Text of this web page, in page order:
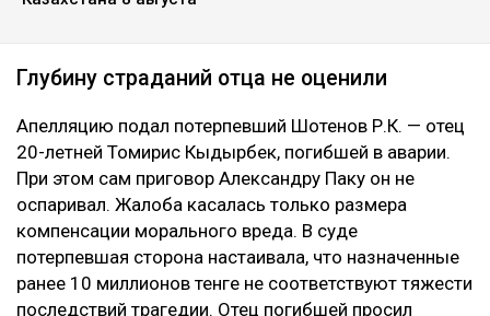
Глубину страданий отца не оценили
Апелляцию подал потерпевший Шотенов Р.К. — отец
20-летней Томирис Кыдырбек, погибшей в аварии.
При этом сам приговор Александру Паку он не
оспаривал. Жалоба касалась только размера
компенсации морального вреда. В суде
потерпевшая сторона настаивала, что назначенные
ранее 10 миллионов тенге не соответствуют тяжести
последствий трагедии. Отец погибшей просил